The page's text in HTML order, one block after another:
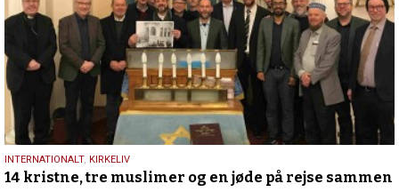
12.
februar
INTERNATIONALT, KIRKELIV
14 kristne, tre muslimer og en jøde på rejse sammen